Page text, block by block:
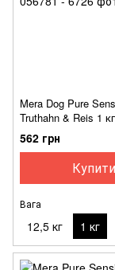
Mera Dog Pure
Truthahn & Reis 1
корм для дорослих
індичкою та рисом
562 грн
Купити
Вага
12,5 кг 1 кг